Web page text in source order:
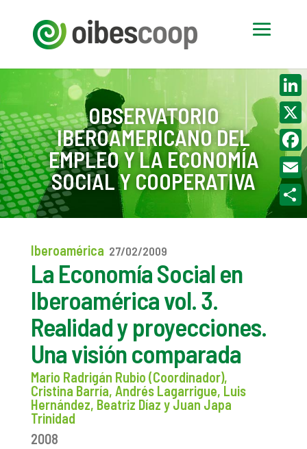
OBSERVATORIO
IBEROAMERICANO DEL
EMPLEO Y LA ECONOMÍA
SOCIAL Y COOPERATIVA
Iberoamérica 27/02/2009
La Economía Social en
Iberoamérica vol. 3.
Realidad y proyecciones.
Una visión comparada
Mario Radrigán Rubio (Coordinador),
Cristina Barría, Andrés Lagarrigue, Luis
Hernández, Beatriz Díaz y Juan Japa
Trinidad
2008
X
Email